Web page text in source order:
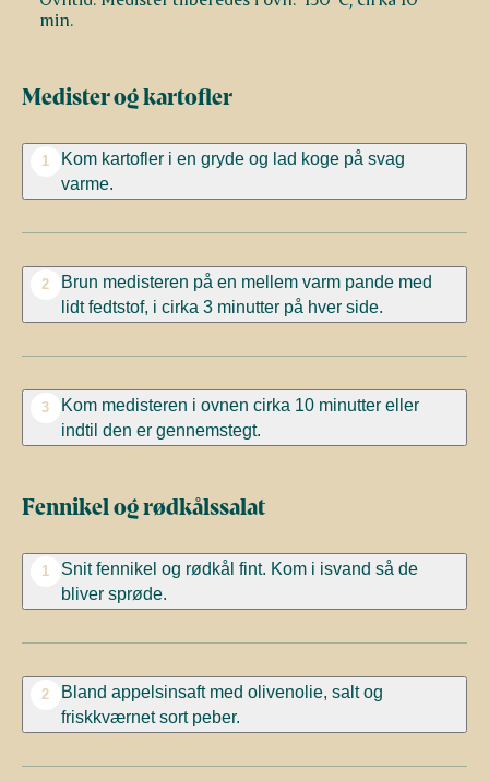
min.
Medister og kartofler
1
Kom kartofler i en gryde og lad koge på svag
varme.
2
Brun medisteren på en mellem varm pande med
lidt fedtstof, i cirka 3 minutter på hver side.
3
Kom medisteren i ovnen cirka 10 minutter eller
indtil den er gennemstegt.
Fennikel og rødkålssalat
1
Snit fennikel og rødkål fint. Kom i isvand så de
bliver sprøde.
2
Bland appelsinsaft med olivenolie, salt og
friskkværnet sort peber.